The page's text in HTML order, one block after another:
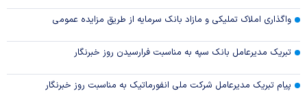
واگذاری املاک تملیکی و مازاد بانک سرمایه از طریق مزایده عمومی
تبریک مدیرعامل بانک سپه به مناسبت فرارسیدن روز خبرنگار
پیام تبریک مدیرعامل شرکت ملی انفورماتیک به مناسبت روز خبرنگار